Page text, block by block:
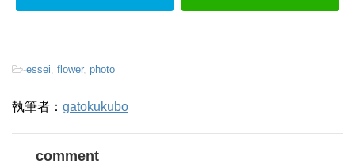
-essei flower, photo
執筆者： gatokukubo
comment